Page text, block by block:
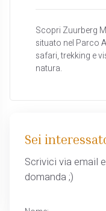
Scopri Zuurberg
situato nel Parco
safari, trekking e
natura.
Sei
Scrivici via email
domanda ;)